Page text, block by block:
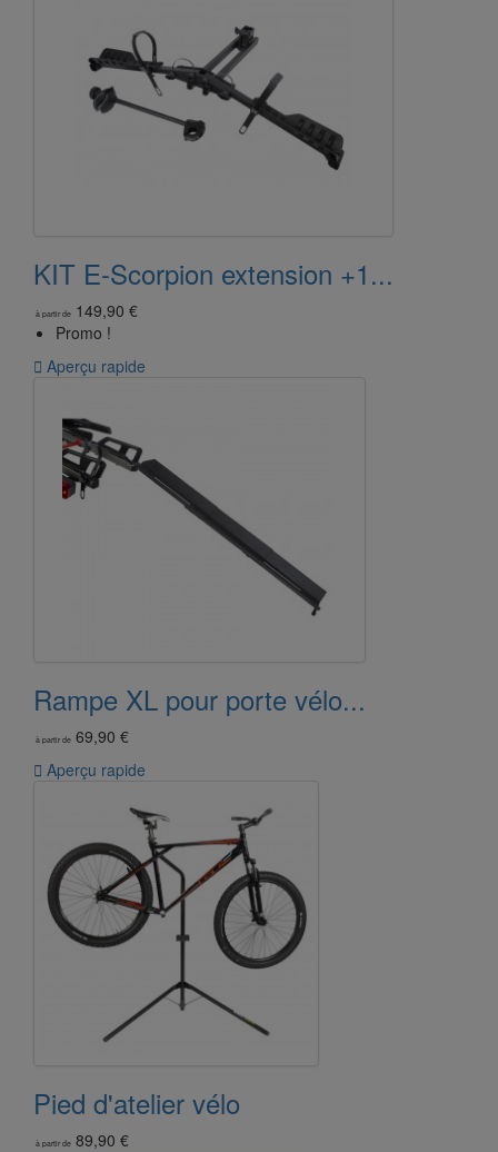
KIT E-Scorpion extension +1...
à partir de 149,90 €
Promo !
 Aperçu rapide
Rampe XL pour porte vélo...
à partir de 69,90 €
 Aperçu rapide
Pied d'atelier vélo
à partir de 89,90 €